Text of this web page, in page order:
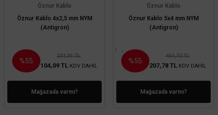
Öznur Kablo
Öznur Kablo 4x2,5 mm NYM
(Antigron)
%55
231,31 TL
104,09 TL KDV DAHİL
Mağazada varmı?
Öznur Kablo
Öznur Kablo 5x4 mm NYM
(Antigron)
%55
461,72 TL
207,78 TL KDV DAHİL
Mağazada varmı?